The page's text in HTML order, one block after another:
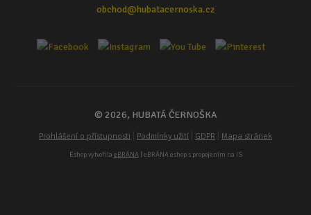
obchod@hubatacernoska.cz
© 2026, HUBATÁ ČERNOŠKA
Prohlášení o přístupnosti Podmínky užití GDPR Mapa stránek
Eshop vytvořila eBRÁNA| eBRÁNA eshop s propojením na IS